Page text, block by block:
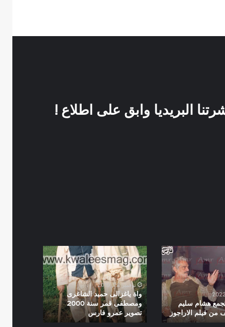
البريديا وابق على اطلاع !
هشام سليم
من فيلم الاراجوز
واة
ياغزالى
حميد
الشاعرى
ومصطفى
قمر
سنة
2000
نوفمبر 28, 2019
واة ياغزالى حميد الشاعرى
ومصطفى قمر سنة 2000
تصوير عمرو فارس